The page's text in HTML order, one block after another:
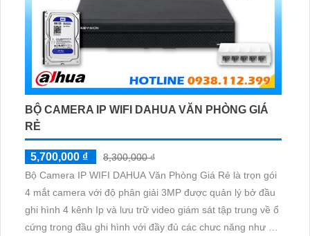
BỘ CAMERA IP WIFI DAHUA VĂN PHÒNG GIÁ
RẺ
5,700,000 ₫
8,300,000 ₫
Bộ Camera IP WIFI DAHUA Văn Phòng Giá Rẻ là trọn gói
4 mắt camera với độ phân giải 3MP được quản lý bở đầu
ghi hình 4 kênh Ip và lưu trữ video giám sát tập trung về ổ
cứng trong đầu ghi hình với đầy đủ các chưc năng như AI